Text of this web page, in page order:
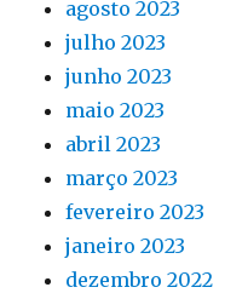
agosto 2023
julho 2023
junho 2023
maio 2023
abril 2023
março 2023
fevereiro 2023
janeiro 2023
dezembro 2022